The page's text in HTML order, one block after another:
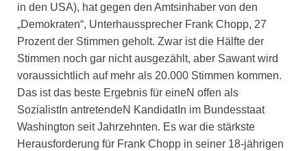
in den USA), hat gegen den Amtsinhaber von den
„Demokraten“, Unterhaussprecher Frank Chopp, 27
Prozent der Stimmen geholt. Zwar ist die Hälfte der
Stimmen noch gar nicht ausgezählt, aber Sawant wird
voraussichtlich auf mehr als 20.000 Stimmen kommen.
Das ist das beste Ergebnis für eineN offen als
SozialistIn antretendeN KandidatIn im Bundesstaat
Washington seit Jahrzehnten. Es war die stärkste
Herausforderung für Frank Chopp in seiner 18-jährigen